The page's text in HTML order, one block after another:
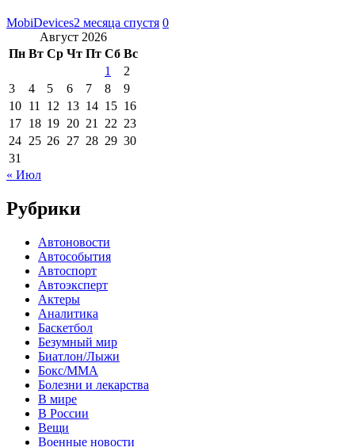
MobiDevices2 месяца спустя 0
Август 2026
Пн Вт Ср Чт Пт Сб Вс
1
2
3
4 5 6 7 8
9
10 11 12 13 14 15 16
17 18 19 20 21 22 23
24 25 26 27 28 29 30
31
« Июл
Рубрики
Автоновости
Автособытия
Автоспорт
Автоэксперт
Актеры
Аналитика
Баскетбол
Безумный мир
Биатлон/Лыжи
Бокс/MMA
Болезни и лекарства
В мире
В России
Вещи
Военные новости